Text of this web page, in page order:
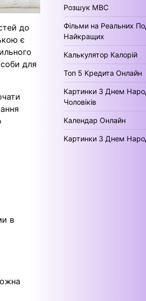
до
є
для
в
Розшук МВС
Фільми на Реальних
Найкращих
Калькулятор Калорій
Топ 5 Кредита Онлайн
Картинки З Днем
Чоловіків
Календар Онлайн
Картинки З Днем